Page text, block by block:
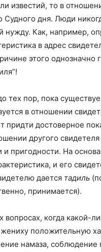
известий, то в
Судного дня. Люди
нужду. Как, например,
в адрес
этого однозначно
тех пор, пока
в отношении
достоверное
другого
пригодности. На
и его
дается тадиль
принимается).
вопросах, когда какой-
положительную
намаза, соблюдение